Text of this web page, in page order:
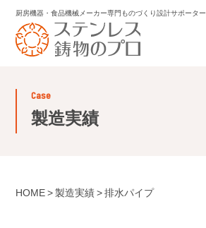
厨房機器・食品機械メーカー専門 ものづくり設計サポーター
case
製造実績
HOME 製造実績 排水パイプ